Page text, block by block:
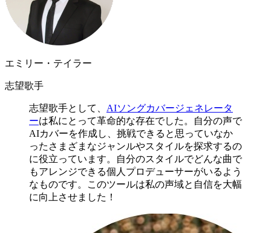
エミリー・テイラー
志望歌手
志望歌手として、 AIソングカバージェネレータ
ーは私にとって革命的な存在でした。自分の声で
AIカバーを作成し、挑戦できると思っていなか
ったさまざまなジャンルやスタイルを探求するの
に役立っています。自分のスタイルでどんな曲で
もアレンジできる個人プロデューサーがいるよう
なものです。このツールは私の声域と自信を大幅
に向上させました！